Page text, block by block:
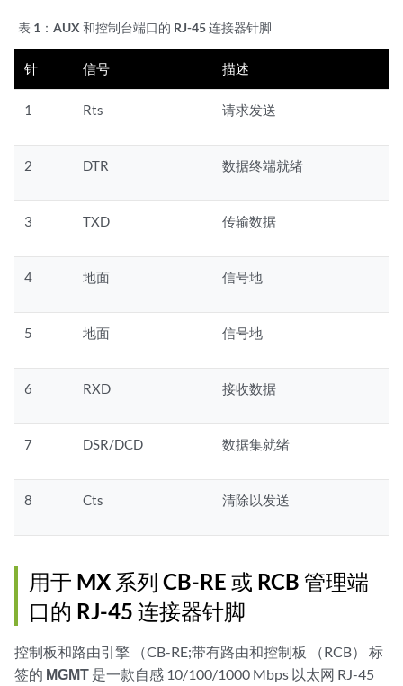
表 1： AUX 和控制台端口的 RJ-45 连接器针脚
针 信号 描述
1 Rts 请求发送
2 DTR 数据终端就绪
3 TXD 传输数据
4 地面 信号地
5 地面 信号地
6 RXD 接收数据
7 DSR/DCD 数据集就绪
8 Cts 清除以发送
用于 MX 系列 CB-RE 或 RCB 管理端
口的 RJ-45 连接器针脚
控制板和路由引擎 （CB-RE;带有路由和控制板 （RCB） 标
签的 MGMT 是一款自感 10/100/1000 Mbps 以太网 RJ-45